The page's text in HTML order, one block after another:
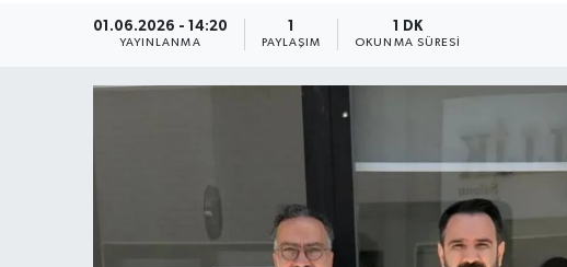
01.06.2026 - 14:20
YAYINLANMA PAYLAŞIM
1 DK
OKUNMA SÜRESI